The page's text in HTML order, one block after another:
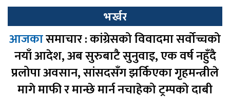
भर्खर
आजकासमाचार : कांग्रेसको विवादमा सर्वोच्चको
नयाँ आदेश, अब सुरुबाटै सुनुवाइ, एक वर्ष नहुँदै
प्रलोपा अवसान, सांसदसँग झर्किएका गृहमन्त्रीले
मागे माफी र मान्छे मार्न नचाहेको ट्रम्पको दाबी